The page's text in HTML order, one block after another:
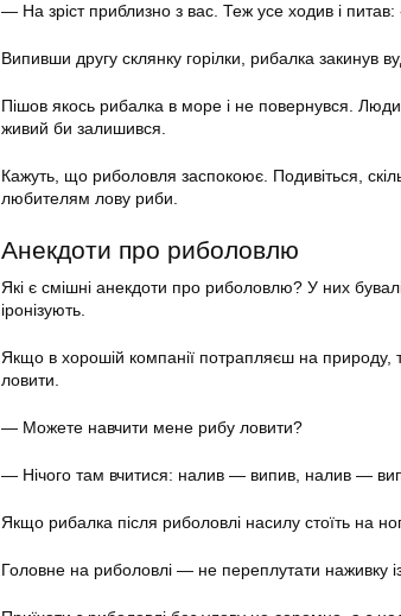
— На зріст приблизно з вас. Теж усе ходив і
Випивши другу склянку горілки, рибалка закинув
Пішов якось рибалка в море і не повернувся.
живий би залишився.
Кажуть, що риболовля заспокоює. Подивіться,
любителям лову риби.
Анекдоти про риболовлю
Які є смішні анекдоти про риболовлю? У них
іронізують.
Якщо в хорошій компанії потрапляєш на природу,
ловити.
— Можете навчити мене рибу ловити?
— Нічого там вчитися: налив — випив, налив —
Якщо рибалка після риболовлі насилу стоїть на
Головне на риболовлі — не переплутати наживку